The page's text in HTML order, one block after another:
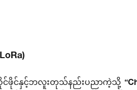
င်ဖိုင်နှင့်ဘလူးတုသ်နည်းပညာကဲ့သို့